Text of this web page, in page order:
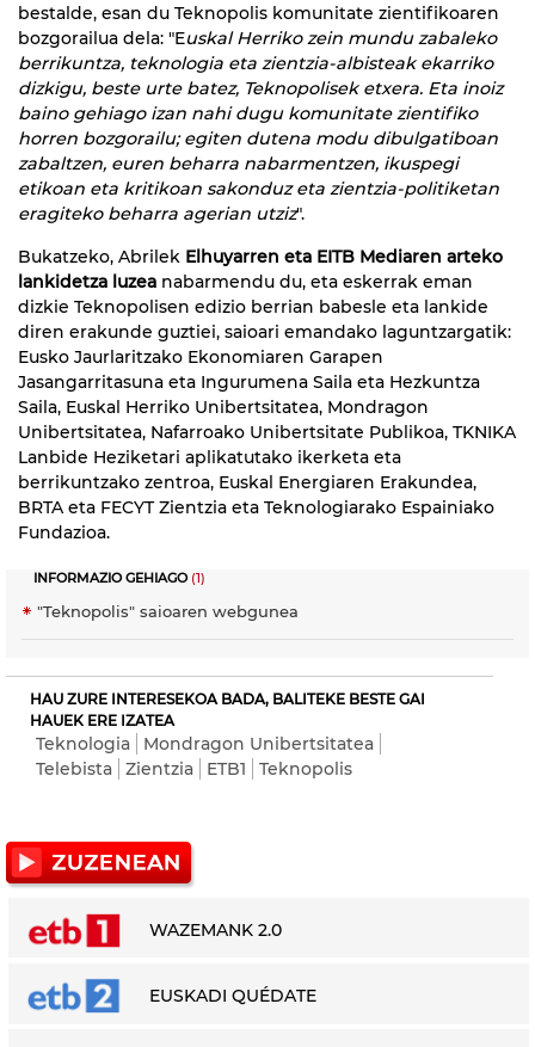
bestalde, esan du Teknopolis komunitate zientifikoaren
bozgorailua dela: "Euskal Herriko zein mundu zabaleko
berrikuntza, teknologia eta zientzia-albisteak ekarriko
dizkigu, beste urte batez, Teknopolisek etxera. Eta inoiz
baino gehiago izan nahi dugu komunitate zientifiko
horren bozgorailu; egiten dutena modu dibulgatiboan
zabaltzen, euren beharra nabarmentzen, ikuspegi
etikoan eta kritikoan sakonduz eta zientzia-politiketan
eragiteko beharra agerian utziz".
Bukatzeko, Abrilek Elhuyarren eta EITB Mediaren arteko
lankidetza luzea nabarmendu du, eta eskerrak eman
dizkie Teknopolisen edizio berrian babesle eta lankide
diren erakunde guztiei, saioari emandako laguntzargatik:
Eusko Jaurlaritzako Ekonomiaren Garapen
Jasangarritasuna eta Ingurumena Saila eta Hezkuntza
Saila, Euskal Herriko Unibertsitatea, Mondragon
Unibertsitatea, Nafarroako Unibertsitate Publikoa, TKNIKA
Lanbide Heziketari aplikatutako ikerketa eta
berrikuntzako zentroa, Euskal Energiaren Erakundea,
BRTA eta FECYT Zientzia eta Teknologiarako Espainiako
Fundazioa.
INFORMAZIO GEHIAGO(1)
"Teknopolis" saioaren webgunea
HAU ZURE INTERESEKOA BADA, BALITEKE BESTE GAI
HAUEK ERE IZATEA
Teknologia
Mondragon Unibertsitatea
Telebista
Zientzia ETB1 Teknopolis
WAZEMANK 2.0
EUSKADI QUÉDATE